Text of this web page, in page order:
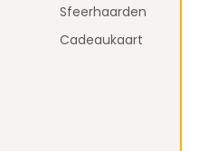
Sfeerhaarden
Cadeaukaart